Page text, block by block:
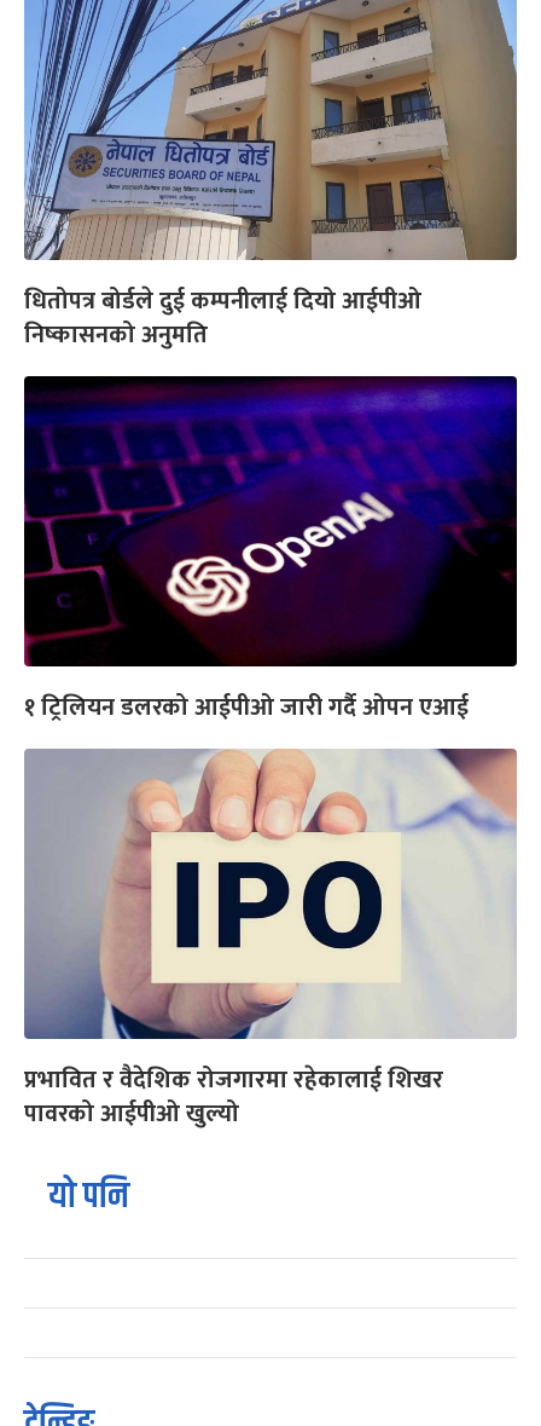
धितोपत्र बोर्डले दुई कम्पनीलाई दियो आईपीओ
निष्कासनको अनुमति
१ ट्रिलियन डलरको आईपीओ जारी गर्दै ओपन एआई
प्रभावित र वैदेशिक रोजगारमा रहेकालाई शिखर
पावरको आईपीओ खुल्यो
यो पनि